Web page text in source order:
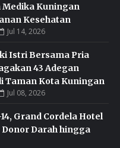
Kuningan
Kesehatan
Jul 14, 2026
Istri Bersama Pria
43 Adegan
Taman Kota Kuningan
Jul 08, 2026
Grand Cordela Hotel
Darah hingga